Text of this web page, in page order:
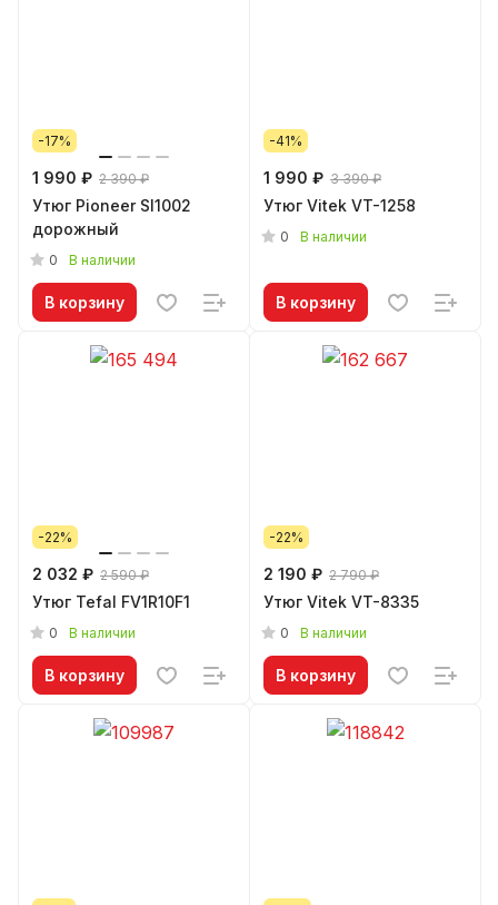
-17%
1 990 ₽ 2 390 ₽
Утюг Pioneer SI1002
дорожный
0 В наличии
В корзину
-41%
1 990 ₽ 3 390 ₽
Утюг Vitek VT-1258
0 В наличии
В корзину
-22%
2 032 ₽ 2 590 ₽
Утюг Tefal FV1R10F1
0 В наличии
В корзину
-22%
2 190 ₽ 2 790 ₽
Утюг Vitek VT-8335
0 В наличии
В корзину